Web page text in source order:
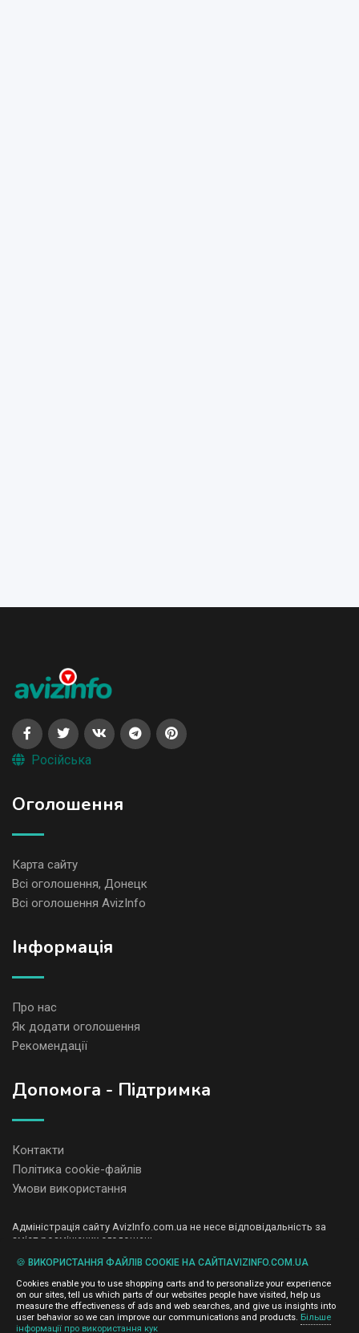
Російська
Оголошення
Карта сайту
Всі оголошення, Донецк
Всі оголошення AvizInfo
Iнформація
Про нас
Як додати оголошення
Рекомендації
Допомога - Підтримка
Контакти
Політика cookie-файлів
Умови використання
Адміністрація сайту AvizInfo.com.ua не несе відповідальність за
зміст розміщених оголошень.
і не продаємо особисту інформацію зареєстрованих користувачів
AvizInfo.com.ua третім особам. Ми не відповідаємо за правила
конфіденційності сайтів на які посилається AvizInfo.com.ua. На
деяких сторінках нашого сайту представлена реклама Google
Adsense Advertising Network. Щоб дізнатися детальніше про
правила конфіденційності Google
🍪 ВИКОРИСТАННЯ ФАЙЛІВ COOKIE НА САЙТІAVIZINFO.COM.UA
Cookies enable you to use shopping carts and to personalize your experience
on our sites, tell us which parts of our websites people have visited, help us
measure the effectiveness of ads and web searches, and give us insights into
user behavior so we can improve our communications and products. Більше
інформації про використання кук